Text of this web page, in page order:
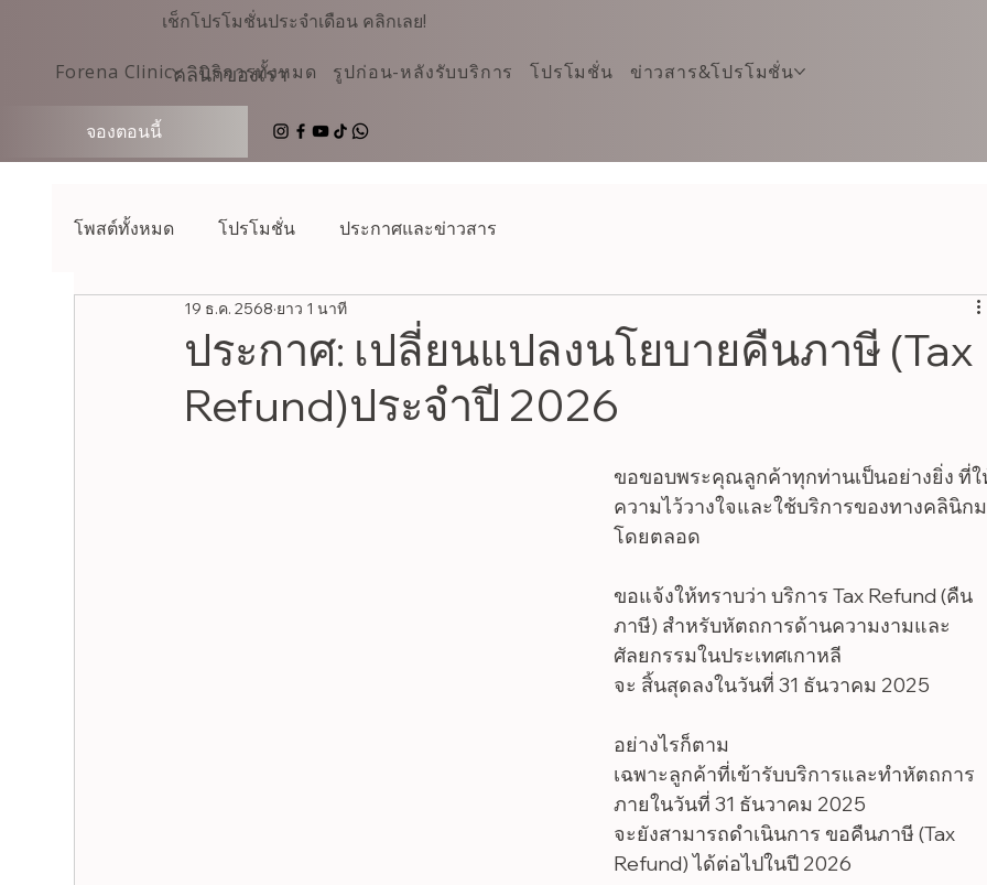
เช็กโปรโมชั่นประจำเดือน คลิกเลย!
Forena Clinic บริการทั้งหมด รูปก่อน-หลังรับบริการ โปรโมชั่น ข่าวสาร&โปรโมชั่น
คลินิกของเรา
จองตอนนี้
โพสต์ทั้งหมด โปรโมชั่น ประกาศและข่าวสาร
ประกาศ: เปลี่ยนแปลงนโยบายคืนภาษี (Tax
Refund)ประจำปี 2026
19 ธ.ค. 2568 ยาว 1 นาที
ขอขอบพระคุณลูกค้าทุกท่านเป็นอย่างยิ่ง ที่
ความไว้วางใจและใช้บริการของทางคลินิก
โดยตลอด
ขอแจ้งให้ทราบว่า บริการ Tax Refund (คืน
ภาษี) สำหรับหัตถการด้านความงามและ
ศัลยกรรมในประเทศเกาหลี
จะ สิ้นสุดลงในวันที่ 31 ธันวาคม 2025
อย่างไรก็ตาม
เฉพาะลูกค้าที่เข้ารับบริการและทำหัตถการ
ภายในวันที่ 31 ธันวาคม 2025
จะยังสามารถดำเนินการ ขอคืนภาษี (Tax
Refund) ได้ต่อไปในปี 2026